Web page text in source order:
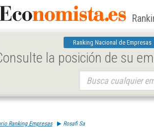
Ranking Nacional de Empresas
la posición de su
Ranking Empresas Rosafi Sa